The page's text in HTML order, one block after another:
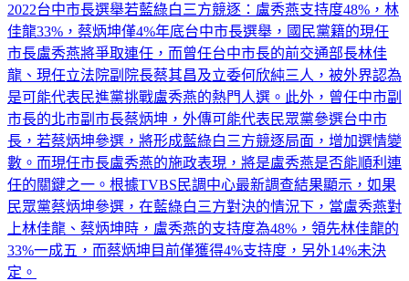
2022台中市長選舉若藍綠白三方競逐：盧秀燕支持度48%，林
佳龍33%，蔡炳坤僅4%年底台中市長選舉，國民黨籍的現任
市長盧秀燕將爭取連任，而曾任台中市長的前交通部長林佳
龍、現任立法院副院長蔡其昌及立委何欣純三人，被外界認為
是可能代表民進黨挑戰盧秀燕的熱門人選。此外，曾任中市副
市長的北市副市長蔡炳坤，外傳可能代表民眾黨參選台中市
長，若蔡炳坤參選，將形成藍綠白三方競逐局面，增加選情變
數。而現任市長盧秀燕的施政表現，將是盧秀燕是否能順利連
任的關鍵之一。根據TVBS民調中心最新調查結果顯示，如果
民眾黨蔡炳坤參選，在藍綠白三方對決的情況下，當盧秀燕對
上林佳龍、蔡炳坤時，盧秀燕的支持度為48%，領先林佳龍的
33%一成五，而蔡炳坤目前僅獲得4%支持度，另外14%未決
定。